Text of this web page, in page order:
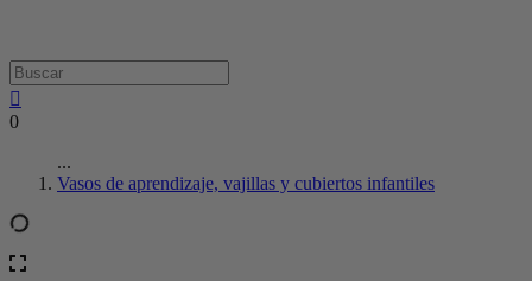
0
...
Vasos de aprendizaje, vajillas y cubiertos infantiles